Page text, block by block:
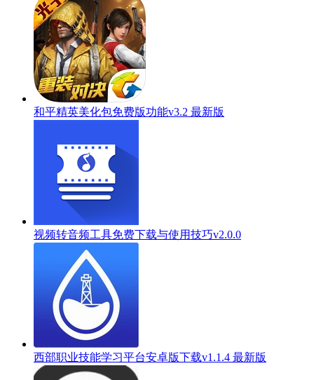
和平精英美化包免费版功能v3.2 最新版
视频转音频工具免费下载与使用技巧v2.0.0
西部职业技能学习平台安卓版下载v1.1.4 最新版